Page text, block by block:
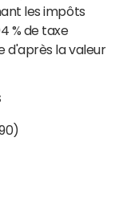
les impôts
% de taxe
d'après la valeur